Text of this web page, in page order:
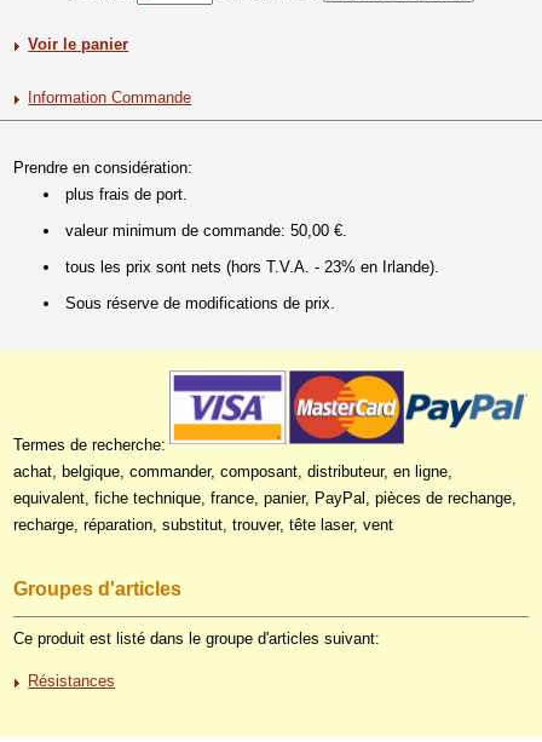
Voir le panier
Information Commande
Prendre en considération:
plus frais de port.
valeur minimum de commande: 50,00 €.
tous les prix sont nets (hors T.V.A. - 23% en Irlande).
Sous réserve de modifications de prix.
Termes de recherche:
achat, belgique, commander, composant, distributeur, en ligne,
equivalent, fiche technique, france, panier, PayPal, pièces de rechange,
recharge, réparation, substitut, trouver, tête laser, vent
Groupes d'articles
Ce produit est listé dans le groupe d'articles suivant:
Résistances